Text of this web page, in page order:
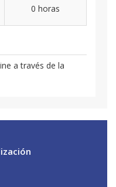
0 horas
a través de la